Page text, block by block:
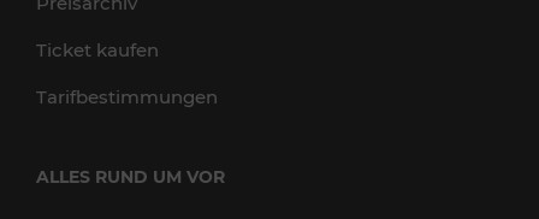
Ticket kaufen
Tarifbestimmungen
ALLES RUND UM VOR